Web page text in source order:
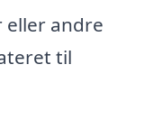
eller andre
til